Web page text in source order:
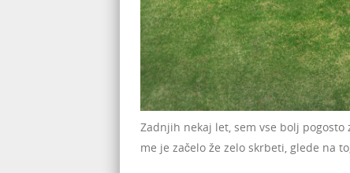
Zadnjih nekaj let, sem vse bolj pogosto
me je začelo že zelo skrbeti, glede na